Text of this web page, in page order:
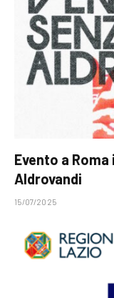
Evento a
Aldrovandi
15/07/2025